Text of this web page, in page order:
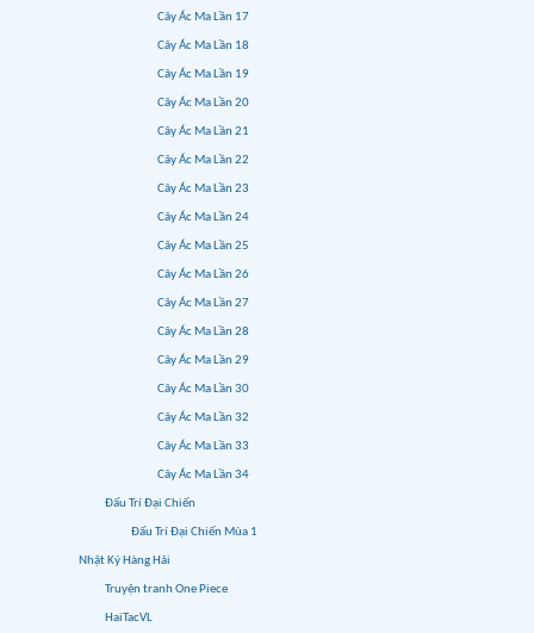
Cây Ác Ma Lần 17
Cây Ác Ma Lần 18
Cây Ác Ma Lần 19
Cây Ác Ma Lần 20
Cây Ác Ma Lần 21
Cây Ác Ma Lần 22
Cây Ác Ma Lần 23
Cây Ác Ma Lần 24
Cây Ác Ma Lần 25
Cây Ác Ma Lần 26
Cây Ác Ma Lần 27
Cây Ác Ma Lần 28
Cây Ác Ma Lần 29
Cây Ác Ma Lần 30
Cây Ác Ma Lần 32
Cây Ác Ma Lần 33
Cây Ác Ma Lần 34
Đấu Trí Đại Chiến
Đấu Trí Đại Chiến Mùa 1
Nhật Ký Hàng Hải
Truyện tranh One Piece
HaiTacVL